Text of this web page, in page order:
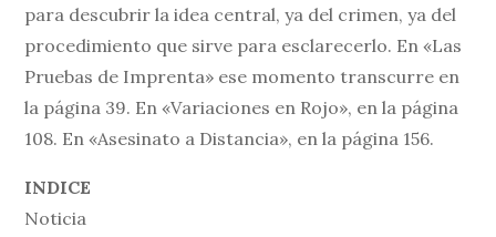
para descubrir la idea central, ya del crimen, ya del
procedimiento que sirve para esclarecerlo. En «Las
Pruebas de Imprenta» ese momento transcurre en
la página 39. En «Variaciones en Rojo», en la página
108. En «Asesinato a Distancia», en la página 156.
INDICE
Noticia